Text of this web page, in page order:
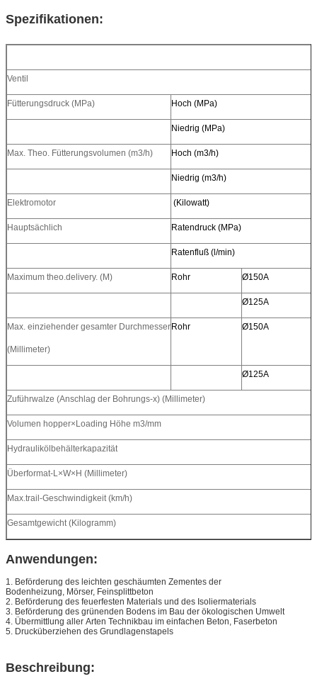
Spezifikationen:
Ventil
Fütterungsdruck (MPa) Hoch (MPa)
Niedrig (MPa)
Max. Theo. Fütterungsvolumen (m3/h) Hoch (m3/h)
Niedrig (m3/h)
Elektromotor (Kilowatt)
Hauptsächlich Ratendruck (MPa)
Ratenfluß (l/min)
Maximum theo.delivery. (M) Rohr Ø150A
Ø125A
Max. einziehender gesamter Durchmesser
(Millimeter)
Rohr Ø150A
Ø125A
Zuführwalze (Anschlag der Bohrungs-x) (Millimeter)
Volumen hopper×Loading Höhe m3/mm
Hydraulikölbehälterkapazität
Überformat-L×W×H (Millimeter)
Max.trail-Geschwindigkeit (km/h)
Gesamtgewicht (Kilogramm)
Anwendungen:
1. Beförderung des leichten geschäumten Zementes der
Bodenheizung, Mörser, Feinsplittbeton
2. Beförderung des feuerfesten Materials und des Isoliermaterials
3. Beförderung des grünenden Bodens im Bau der ökologischen Umwelt
4. Übermittlung aller Arten Technikbau im einfachen Beton, Faserbeton
5. Drucküberziehen des Grundlagenstapels
Beschreibung: